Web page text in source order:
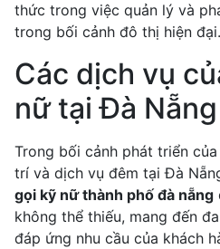
thức trong việc quản lý và
trong bối cảnh đô thị hiện đại.
Các dịch vụ
nữ tại Đà Nẵng
Trong bối cảnh phát triển
trí và dịch vụ đêm tại Đà
gọi kỹ nữ thành phố đà nẵng
không thể thiếu, mang đến
đáp ứng nhu cầu của khách